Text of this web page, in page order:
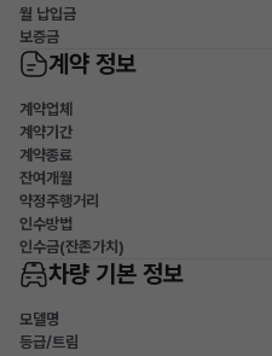
월 납입금
보증금
계약 정보
계약업체
계약기간
계약종료
잔여개월
약정주행거리
인수방법
인수금(잔존가치)
차량 기본 정보
모델명
등급/트림